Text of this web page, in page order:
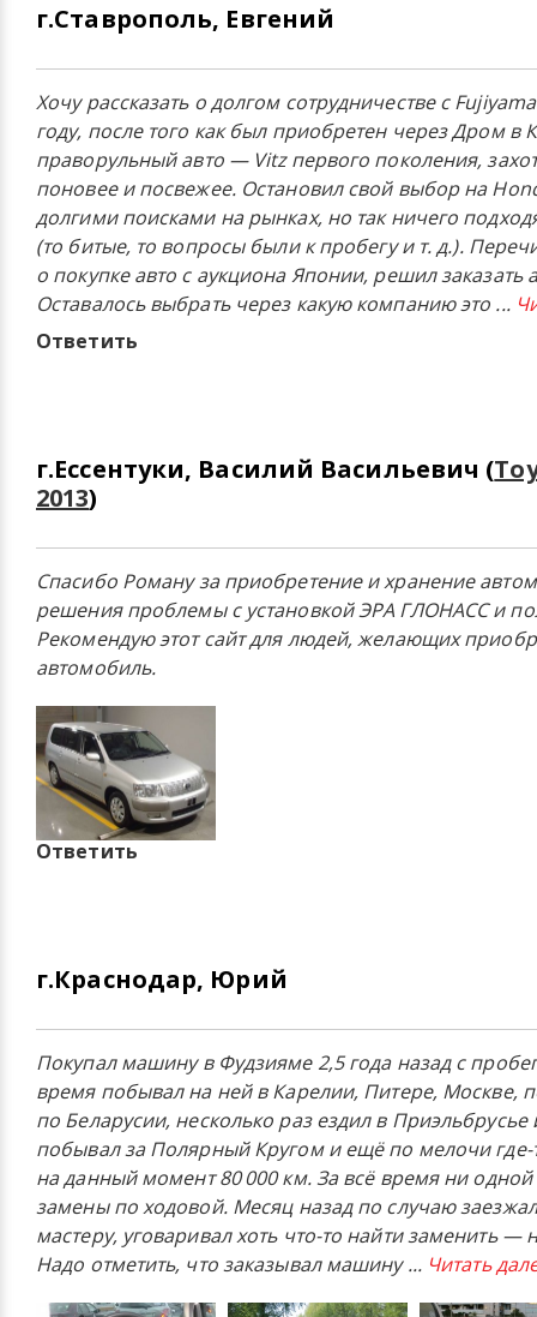
г.Ставрополь, Евгений
Хочу рассказать о долгом сотрудничестве с
году, после того как был приобретен через Дром в
праворульный авто — Vitz первого поколения,
поновее и посвежее. Остановил свой выбор на
долгими поисками на рынках, но так ничего
(то битые, то вопросы были к пробегуи т. д.).
о покупке авто с аукциона Японии, решил заказать
Оставалось выбрать через какую компанию это ...
Ответить
г.Ессентуки, Василий Васильевич (
2013)
Спасибо Роману за приобретение и хранение
решения проблемы с установкой ЭРА ГЛОНАСС и
Рекомендую этот сайт для людей, желающих
автомобиль.
Ответить
г.Краснодар, Юрий
Покупал машину в Фудзияме 2,5 года назад с
время побывал на ней в Карелии, Питере, Москве,
по Беларусии, несколько раз ездил в Приэльбрусье
побывал за Полярный Кругом и ещё по мелочи
на данный момент 80 000 км. За всё время ни
замены по ходовой. Месяц назад по случаю
мастеру, уговаривал хоть что-то найти заменить —
Надо отметить, что заказывал машину... Читать